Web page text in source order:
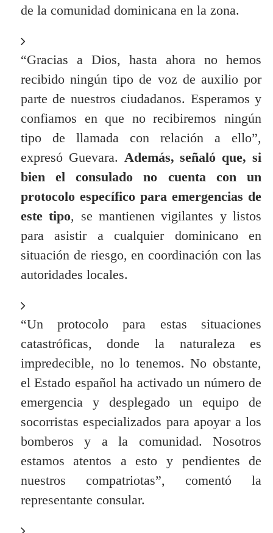
de la comunidad dominicana en la zona.
“Gracias a Dios, hasta ahora no hemos
recibido ningún tipo de voz de auxilio por
parte de nuestros ciudadanos. Esperamos y
confiamos en que no recibiremos ningún
tipo de llamada con relación a ello”,
expresó Guevara. Además, señaló que, si
bien el consulado no cuenta con un
protocolo específico para emergencias de
este tipo, se mantienen vigilantes y listos
para asistir a cualquier dominicano en
situación de riesgo, en coordinación con las
autoridades locales.
“Un protocolo para estas situaciones
catastróficas, donde la naturaleza es
impredecible, no lo tenemos. No obstante,
el Estado español ha activado un número de
emergencia y desplegado un equipo de
socorristas especializados para apoyar a los
bomberos y a la comunidad. Nosotros
estamos atentos a esto y pendientes de
nuestros compatriotas”, comentó la
representante consular.